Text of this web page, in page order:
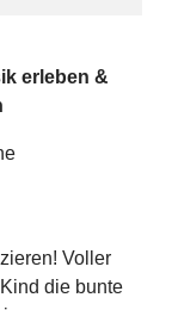
erleben &
Voller
die bunte